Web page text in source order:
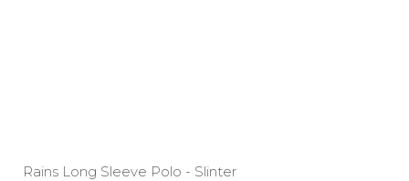
Rains Long Sleeve Polo - Slinter